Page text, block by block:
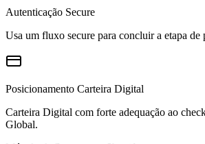
Autenticação Secure
Usa um fluxo secure para concluir a etapa de
Posicionamento Carteira Digital
Carteira Digital com forte adequação ao
Global.